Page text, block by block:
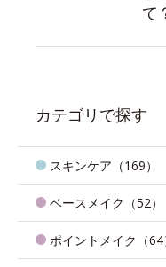
て
カテゴリで探す
スキンケア（169）
ベースメイク（52）
ポイントメイク（64